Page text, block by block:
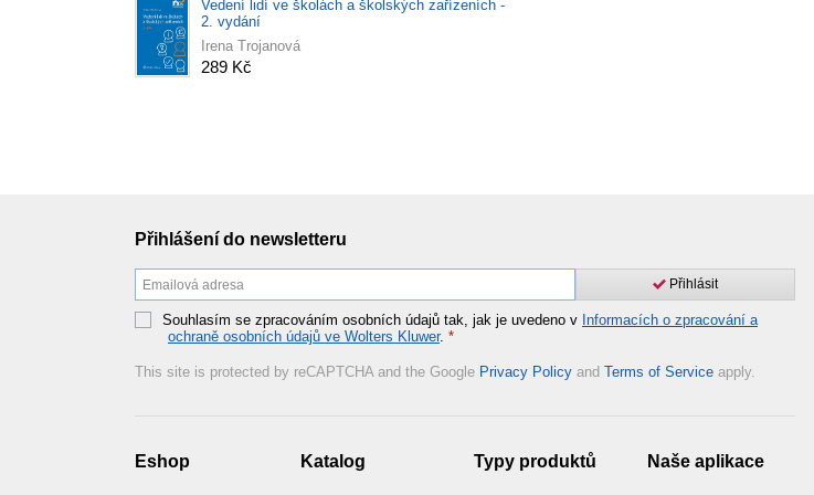
Vedení lidí ve školách a školských zařízeních -
2. vydání
Irena Trojanová
289 Kč
Přihlášení do newsletteru
Přihlásit
Souhlasím se zpracováním osobních údajů tak, jak je uvedeno v Informacích o zpracování a
ochraně osobních údajů ve Wolters Kluwer. *
This site is protected by reCAPTCHA and the Google Privacy Policy and Terms of Service apply.
Eshop Katalog Typy produktů Naše aplikace